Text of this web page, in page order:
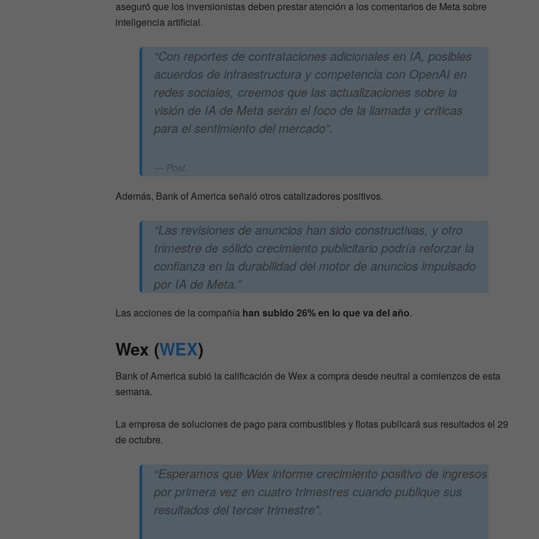
aseguró que los inversionistas deben prestar atención a los comentarios de Meta sobre
inteligencia artificial.
“Con reportes de contrataciones adicionales en IA, posibles
acuerdos de infraestructura y competencia con OpenAI en
redes sociales, creemos que las actualizaciones sobre la
visión de IA de Meta serán el foco de la llamada y críticas
para el sentimiento del mercado”.
Post.
Además, Bank of America señaló otros catalizadores positivos.
“Las revisiones de anuncios han sido constructivas, y otro
trimestre de sólido crecimiento publicitario podría reforzar la
confianza en la durabilidad del motor de anuncios impulsado
por IA de Meta.”
Las acciones de la compañía han subido 26% en lo que va del año.
Wex (WEX)
Bank of America subió la calificación de Wex a compra desde neutral a comienzos de esta
semana.
La empresa de soluciones de pago para combustibles y flotas publicará sus resultados el 29
de octubre.
“Esperamos que Wex informe crecimiento positivo de ingresos
por primera vez en cuatro trimestres cuando publique sus
resultados del tercer trimestre”.